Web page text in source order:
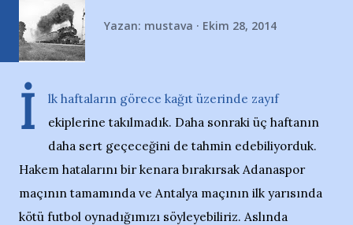
Yazan: mustava Ekim 28, 2014
İ
lk haftaların görece kağıt üzerinde zayıf
ekiplerine takılmadık. Daha sonraki üç haftanın
daha sert geçeceğini de tahmin edebiliyorduk.
Hakem hatalarını bir kenara bırakırsak Adanaspor
maçının tamamında ve Antalya maçının ilk yarısında
kötü futbol oynadığımızı söyleyebiliriz. Aslında